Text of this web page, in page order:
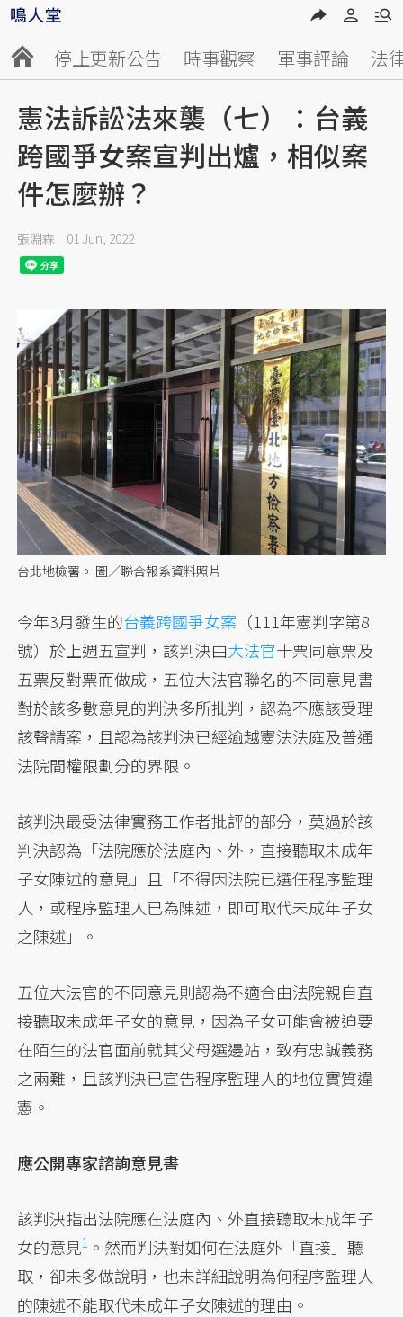
停止更新公告 時事觀察 軍事評論 法
憲法訴訟法來襲（七）：台義
跨國爭女案宣判出爐，相似案
件怎麼辦？
張淵森 01 Jun, 2022
台北地檢署。 圖／聯合報系資料照片
今年3月發生的台義跨國爭女案 （111年憲判字第8
號）於上週五宣判，該判決由大法官十票同意票及
五票反對票而做成，五位大法官聯名的不同意見書
對於該多數意見的判決多所批判，認為不應該受理
該聲請案，且認為該判決已經逾越憲法法庭及普通
法院間權限劃分的界限。
該判決最受法律實務工作者批評的部分，莫過於該
判決認為「法院應於法庭內、外，直接聽取未成年
子女陳述的意見」且「不得因法院已選任程序監理
人，或程序監理人已為陳述，即可取代未成年子女
之陳述」。
五位大法官的不同意見則認為不適合由法院親自直
接聽取未成年子女的意見，因為子女可能會被迫要
在陌生的法官面前就其父母選邊站，致有忠誠義務
之兩難，且該判決已宣告程序監理人的地位實質違
憲。
應公開專家諮詢意見書
該判決指出法院應在法庭內、外直接聽取未成年子
女的意見1 。然而判決對如何在法庭外「直接」聽
取，卻未多做說明，也未詳細說明為何程序監理人
的陳述不能取代未成年子女陳述的理由。